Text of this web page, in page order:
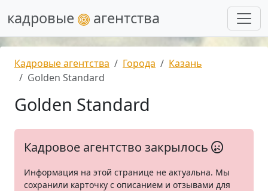
кадровые агентства
Кадровые агентства Города
Казань
Golden Standard
Golden Standard
Кадровое агентство закрылось
Информация на этой странице не актуальна. Мы
сохранили карточку с описанием и отзывами для